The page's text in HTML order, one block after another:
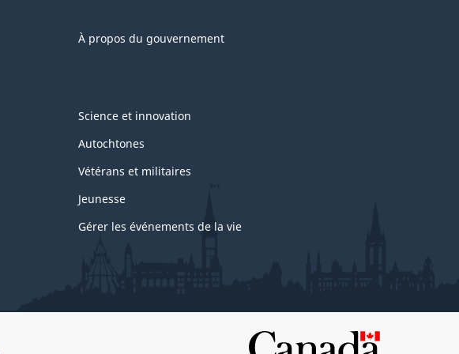
À propos du gouvernement
Science et innovation
Autochtones
Vétérans et militaires
Jeunesse
Gérer les événements de la vie